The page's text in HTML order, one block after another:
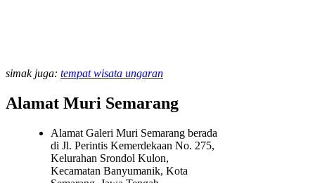
simak juga: tempat wisata ungaran
Alamat Muri Semarang
Alamat Galeri Muri Semarang berada
di Jl. Perintis Kemerdekaan No. 275,
Kelurahan Srondol Kulon,
Kecamatan Banyumanik, Kota